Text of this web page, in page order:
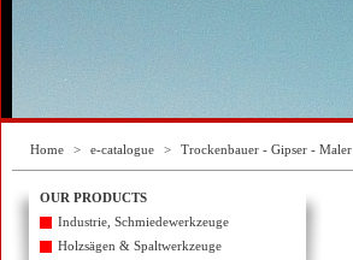
Home > e-catalogue > Trockenbauer - Gipser - Maler
OUR PRODUCTS
Industrie, Schmiedewerkzeuge
Holzsägen & Spaltwerkzeuge